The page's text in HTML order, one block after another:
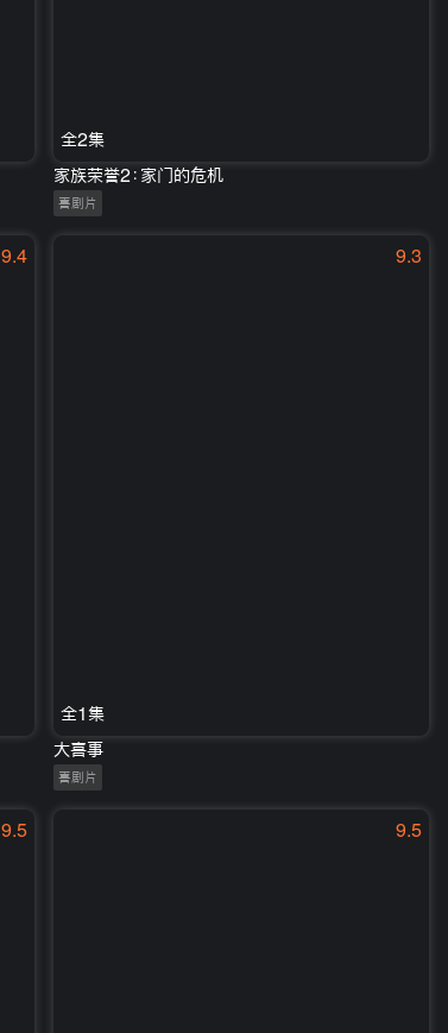
全2集
家族荣誉2：家门的危机
喜剧片
9.4 9.3
全1集
大喜事
喜剧片
9.5 9.5